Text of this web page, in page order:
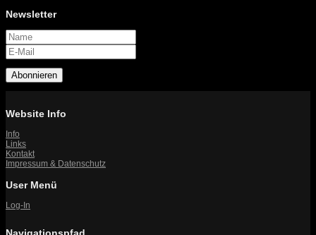
Newsletter
Abonnieren
Website Info
Info
Links
Kontakt
Impressum & Datenschutz
User Menü
Log-In
Navigationspfad